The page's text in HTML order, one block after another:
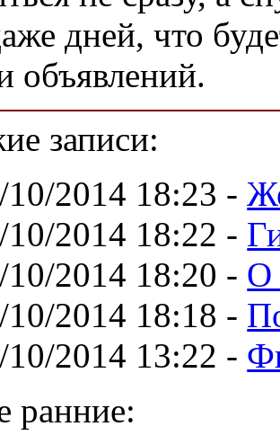
дней, что
объявлений.
записи:
10/2014 18:23 -
10/2014 18:22 -
10/2014 18:20 - О
10/2014 18:18 -
10/2014 13:22 -
ранние: